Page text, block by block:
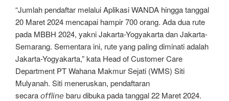
“Jumlah pendaftar melalui Aplikasi WANDA hingga tanggal
20 Maret 2024 mencapai hampir 700 orang. Ada dua rute
pada MBBH 2024, yakni Jakarta-Yogyakarta dan Jakarta-
Semarang. Sementara ini, rute yang paling diminati adalah
Jakarta-Yogyakarta,” kata Head of Customer Care
Department PT Wahana Makmur Sejati (WMS) Siti
Mulyanah. Siti meneruskan, pendaftaran
secara offline baru dibuka pada tanggal 22 Maret 2024.